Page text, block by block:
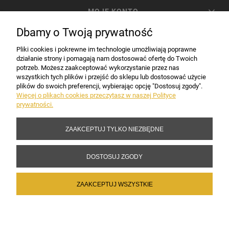
MOJE KONTO
INFORMACJE
Copyright 2017-2026 Sakramento.pl
Dbamy o Twoją prywatność
Pliki cookies i pokrewne im technologie umożliwiają poprawne
działanie strony i pomagają nam dostosować ofertę do Twoich
potrzeb. Możesz zaakceptować wykorzystanie przez nas
wszystkich tych plików i przejść do sklepu lub dostosować użycie
plików do swoich preferencji, wybierając opcję "Dostosuj zgody".
Więcej o plikach cookies przeczytasz w naszej Polityce
prywatności.
ZAAKCEPTUJ TYLKO NIEZBĘDNE
DOSTOSUJ ZGODY
ZAAKCEPTUJ WSZYSTKIE